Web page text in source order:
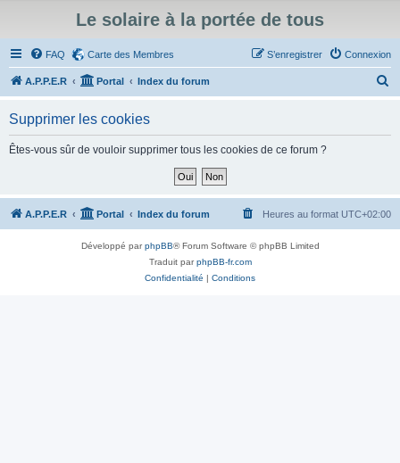
Le solaire à la portée de tous
FAQ Carte des Membres Connexion
S’enregistrer
A.P.P.E.R Portal Index du forum
h
Supprimer les cookies
Êtes-vous sûr de vouloir supprimer tous les cookies de ce forum ?
A.P.P.E.R Portal Index du forum Heures au format UTC+02:00
Développé parphpBB® Forum Software © phpBB Limited
Traduit parphpBB-fr.com
Confidentialité | Conditions